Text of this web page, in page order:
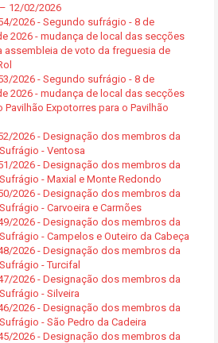
12/02/2026
2026 - Segundo sufrágio - 8 de
2026 - mudança de local das secções
assembleia de voto da freguesia de
2026 - Segundo sufrágio - 8 de
2026 - mudança de local das secções
Pavilhão Expotorres para o Pavilhão
2026 - Designação dos membros da
- Ventosa
2026 - Designação dos membros da
- Maxial e Monte Redondo
2026 - Designação dos membros da
- Carvoeira e Carmões
2026 - Designação dos membros da
- Campelos e Outeiro da Cabeça
2026 - Designação dos membros da
- Turcifal
2026 - Designação dos membros da
- Silveira
2026 - Designação dos membros da
- São Pedro da Cadeira
2026 - Designação dos membros da